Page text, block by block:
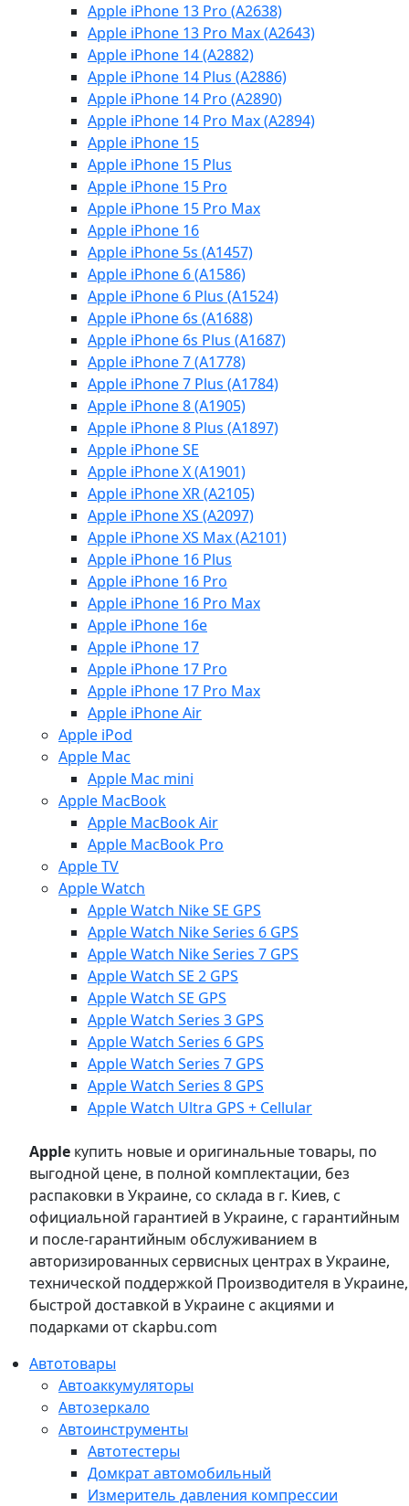
Apple iPhone 13 Pro (A2638)
Apple iPhone 13 Pro Max (A2643)
Apple iPhone 14 (A2882)
Apple iPhone 14 Plus (A2886)
Apple iPhone 14 Pro (A2890)
Apple iPhone 14 Pro Max (A2894)
Apple iPhone 15
Apple iPhone 15 Plus
Apple iPhone 15 Pro
Apple iPhone 15 Pro Max
Apple iPhone 16
Apple iPhone 5s (A1457)
Apple iPhone 6 (A1586)
Apple iPhone 6 Plus (A1524)
Apple iPhone 6s (A1688)
Apple iPhone 6s Plus (A1687)
Apple iPhone 7 (A1778)
Apple iPhone 7 Plus (A1784)
Apple iPhone 8 (A1905)
Apple iPhone 8 Plus (A1897)
Apple iPhone SE
Apple iPhone X (A1901)
Apple iPhone XR (A2105)
Apple iPhone XS (A2097)
Apple iPhone XS Max (A2101)
Apple iPhone 16 Plus
Apple iPhone 16 Pro
Apple iPhone 16 Pro Max
Apple iPhone 16e
Apple iPhone 17
Apple iPhone 17 Pro
Apple iPhone 17 Pro Max
Apple iPhone Air
Apple iPod
Apple Mac
Apple Mac mini
Apple MacBook
Apple MacBook Air
Apple MacBook Pro
Apple TV
Apple Watch
Apple Watch Nike SE GPS
Apple Watch Nike Series 6 GPS
Apple Watch Nike Series 7 GPS
Apple Watch SE 2 GPS
Apple Watch SE GPS
Apple Watch Series 3 GPS
Apple Watch Series 6 GPS
Apple Watch Series 7 GPS
Apple Watch Series 8 GPS
Apple Watch Ultra GPS + Cellular
Apple купить новые и оригинальные товары, по
выгодной цене, в полной комплектации, без
распаковки в Украине, со склада в г. Киев, с
официальной гарантией в Украине, с гарантийным
и после-гарантийным обслуживанием в
авторизированных сервисных центрах в Украине,
технической поддержкой Производителя в Украине,
быстрой доставкой в Украине с акциями и
подарками от ckapbu.com
Автотовары
Автоаккумуляторы
Автозеркало
Автоинструменты
Автотестеры
Домкрат автомобильный
Измеритель давления компрессии